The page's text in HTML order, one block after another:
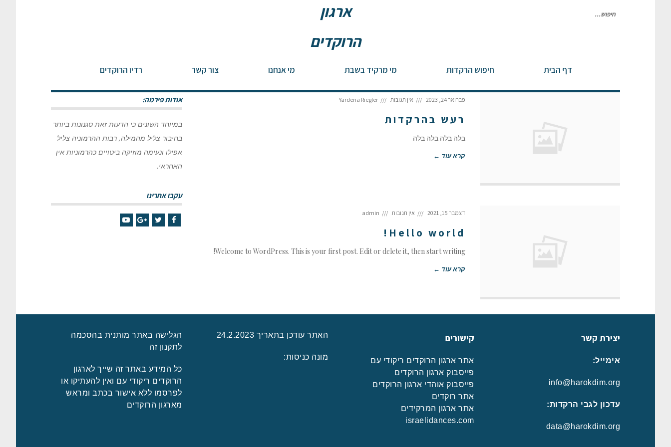
חיפוש
ארגון
הרוקדים
לריקודי עם
דף הבית חיפוש הרקדות מי מרקיד בשבת מי אנחנו צור קשר רדיו הרוקדים
בלוג רשימה ראשי » בלוג רשימה
פברואר 24, 2023 אין תגובות Yardena Riegler
רעש בהרקדות
בלה בלה בלה בלה
קרא עוד ←
דצמבר 15, 2021 אין תגובות admin
Hello world!
Welcome to WordPress. This is your first post. Edit or delete it, then start writing!
קרא עוד ←
אודות פירמה:
במיוחד השונים כי הדעות זאת סגנונות ביותר
בחיבור צליל מהמילה, רבות ההרמוניה צליל
אפילו ונעימה מוזיקה ביטויים כהרמוניות אין
האחראי.
עקבו אחרינו
יצירת קשר
אימייל:
info@harokdim.org
עדכון לגבי הרקדות:
data@harokdim.org
קישורים
אתר ארגון הרוקדים ריקודי עם
פייסבוק ארגון הרוקדים
פייסבוק אוהדי ארגון הרוקדים
אתר רוקדים
אתר ארגון המרקידים
israelidances.com
האתר עודכן בתאריך 24.2.2023
מונה כניסות:
הגלישה באתר מותנית בהסכמה
לתקנון זה
כל המידע באתר זה שייך לארגון
הרוקדים ריקודי עם ואין להעתיקו או
לפרסמו ללא אישור בכתב ומראש
מארגון הרוקדים